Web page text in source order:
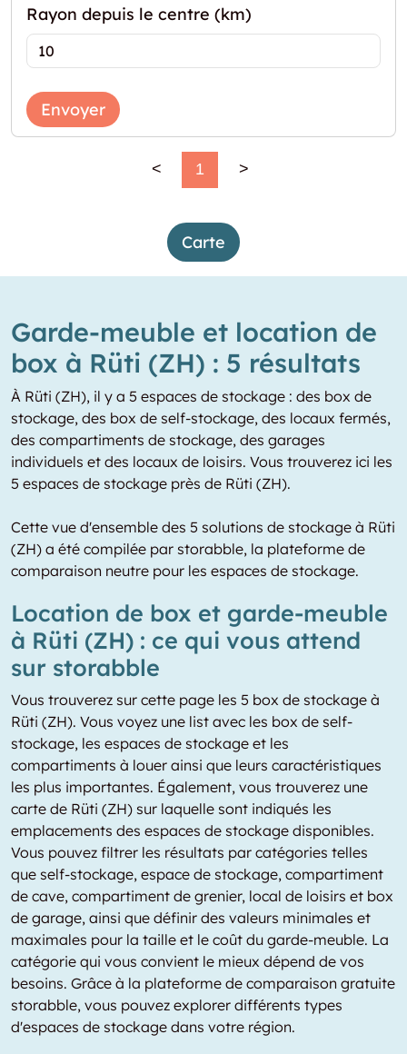
Rayon depuis le centre (km)
Envoyer
< 1 >
Carte
Garde-meuble et location de
box à Rüti (ZH) : 5 résultats
À Rüti (ZH), il y a 5 espaces de stockage : des box de
stockage, des box de self-stockage, des locaux fermés,
des compartiments de stockage, des garages
individuels et des locaux de loisirs. Vous trouverez ici les
5 espaces de stockage près de Rüti (ZH).
Cette vue d'ensemble des 5 solutions de stockage à Rüti
(ZH) a été compilée par storabble, la plateforme de
comparaison neutre pour les espaces de stockage.
Location de box et garde-meuble
à Rüti (ZH) : ce qui vous attend
sur storabble
Vous trouverez sur cette page les 5 box de stockage à
Rüti (ZH). Vous voyez une list avec les box de self-
stockage, les espaces de stockage et les
compartiments à louer ainsi que leurs caractéristiques
les plus importantes. Également, vous trouverez une
carte de Rüti (ZH) sur laquelle sont indiqués les
emplacements des espaces de stockage disponibles.
Vous pouvez filtrer les résultats par catégories telles
que self-stockage, espace de stockage, compartiment
de cave, compartiment de grenier, local de loisirs et box
de garage, ainsi que définir des valeurs minimales et
maximales pour la taille et le coût du garde-meuble. La
catégorie qui vous convient le mieux dépend de vos
besoins. Grâce à la plateforme de comparaison gratuite
storabble, vous pouvez explorer différents types
d'espaces de stockage dans votre région.